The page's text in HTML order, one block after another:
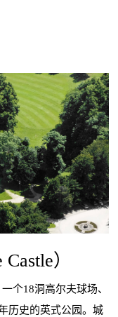
）
18洞高尔夫球场、
历史的英式公园。城